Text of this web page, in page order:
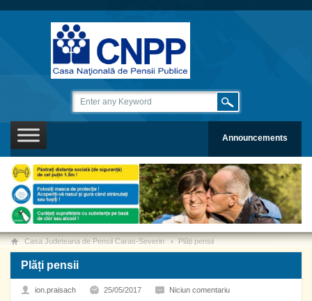
Announcements
Casa Judeteana de Pensii Caras-Severin Plăți pensii
Plăți pensii
ion.praisach 25/05/2017 Niciun comentariu